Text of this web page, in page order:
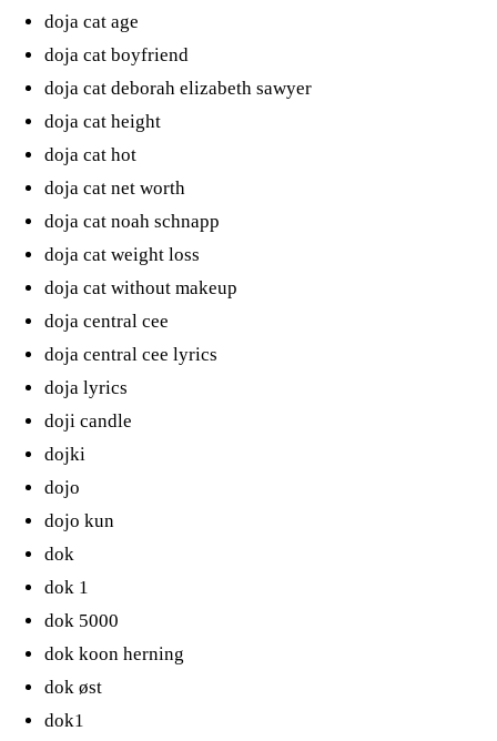
doja cat age
doja cat boyfriend
doja cat deborah elizabeth sawyer
doja cat height
doja cat hot
doja cat net worth
doja cat noah schnapp
doja cat weight loss
doja cat without makeup
doja central cee
doja central cee lyrics
doja lyrics
doji candle
dojki
dojo
dojo kun
dok
dok 1
dok 5000
dok koon herning
dok øst
dok1